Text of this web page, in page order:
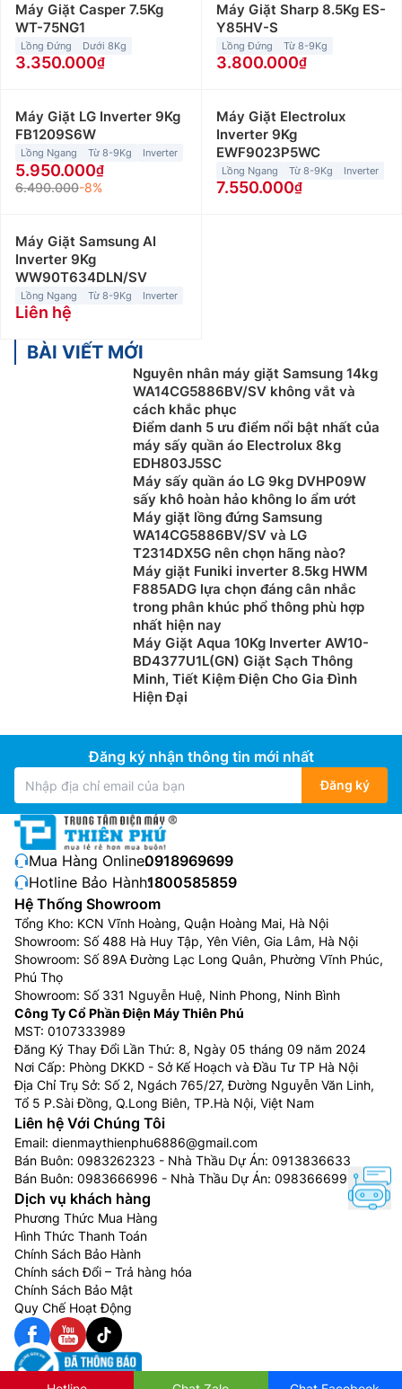
Máy Giặt Casper 7.5Kg
WT-75NG1
Lồng Đứng Dưới 8Kg
3.350.000
Máy Giặt Sharp 8.5Kg ES-
Y85HV-S
Lồng Đứng Từ 8-9Kg
3.800.000
Máy Giặt LG Inverter 9Kg
FB1209S6W
Lồng Ngang Từ 8-9Kg Inverter
5.950.000
6.490.000-8%
Máy Giặt Electrolux
Inverter 9Kg
EWF9023P5WC
Lồng Ngang Từ 8-9Kg Inverter
7.550.000
Máy Giặt Samsung AI
Inverter 9Kg
WW90T634DLN/SV
Lồng Ngang Từ 8-9Kg Inverter
Liên hệ
BÀI VIẾT MỚI
Nguyên nhân máy giặt Samsung 14kg
WA14CG5886BV/SV không vắt và
cách khắc phục
Điểm danh 5 ưu điểm nổi bật nhất của
máy sấy quần áo Electrolux 8kg
EDH803J5SC
Máy sấy quần áo LG 9kg DVHP09W
sấy khô hoàn hảo không lo ẩm ướt
Máy giặt lồng đứng Samsung
WA14CG5886BV/SV và LG
T2314DX5G nên chọn hãng nào?
Máy giặt Funiki inverter 8.5kg HWM
F885ADG lựa chọn đáng cân nhắc
trong phân khúc phổ thông phù hợp
nhất hiện nay
Máy Giặt Aqua 10Kg Inverter AW10-
BD4377U1L(GN) Giặt Sạch Thông
Minh, Tiết Kiệm Điện Cho Gia Đình
Hiện Đại
Đăng ký nhận thông tin mới nhất
Đăng ký
Mua Hàng Online:0918969699
Hotline Bảo Hành:1800585859
Hệ Thống Showroom
Tổng Kho: KCN Vĩnh Hoàng, Quận Hoàng Mai, Hà Nội
Showroom: Số 488 Hà Huy Tập, Yên Viên, Gia Lâm, Hà Nội
Showroom: Số 89A Đường Lạc Long Quân, Phường Vĩnh Phúc,
Phú Thọ
Showroom: Số 331 Nguyễn Huệ, Ninh Phong, Ninh Bình
Công Ty Cổ Phần Điện Máy Thiên Phú
MST: 0107333989
Đăng Ký Thay Đổi Lần Thứ: 8, Ngày 05 tháng 09 năm 2024
Nơi Cấp: Phòng DKKD - Sở Kế Hoạch và Đầu Tư TP Hà Nội
Địa Chỉ Trụ Sở: Số 2, Ngách 765/27, Đường Nguyễn Văn Linh,
Tổ 5 P.Sài Đồng, Q.Long Biên, TP.Hà Nội, Việt Nam
Liên hệ Với Chúng Tôi
Email: dienmaythienphu6886@gmail.com
Bán Buôn: 0983262323 - Nhà Thầu Dự Án: 0913836633
Bán Buôn: 0983666996 - Nhà Thầu Dự Án: 0983666996
Dịch vụ khách hàng
Phương Thức Mua Hàng
Hình Thức Thanh Toán
Chính Sách Bảo Hành
Chính sách Đổi – Trả hàng hóa
Chính Sách Bảo Mật
Quy Chế Hoạt Động